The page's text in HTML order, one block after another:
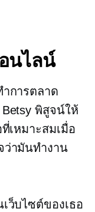
นไลน์
ำการตลาด
พิสูจน์ให้
เหมาะสมเมื่อ
ว่ามันทำงาน
ว็บไซต์ของเธอ